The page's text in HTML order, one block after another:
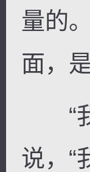
量的
面，
“我
说，“